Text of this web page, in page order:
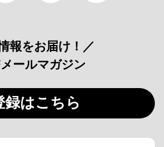
報をお届け！／
ールマガジン
録はこちら